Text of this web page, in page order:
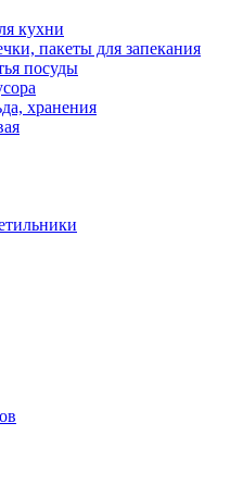
кухни
пакеты для запекания
посуды
хранения